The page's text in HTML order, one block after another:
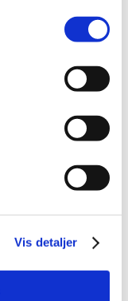
Vis detaljer